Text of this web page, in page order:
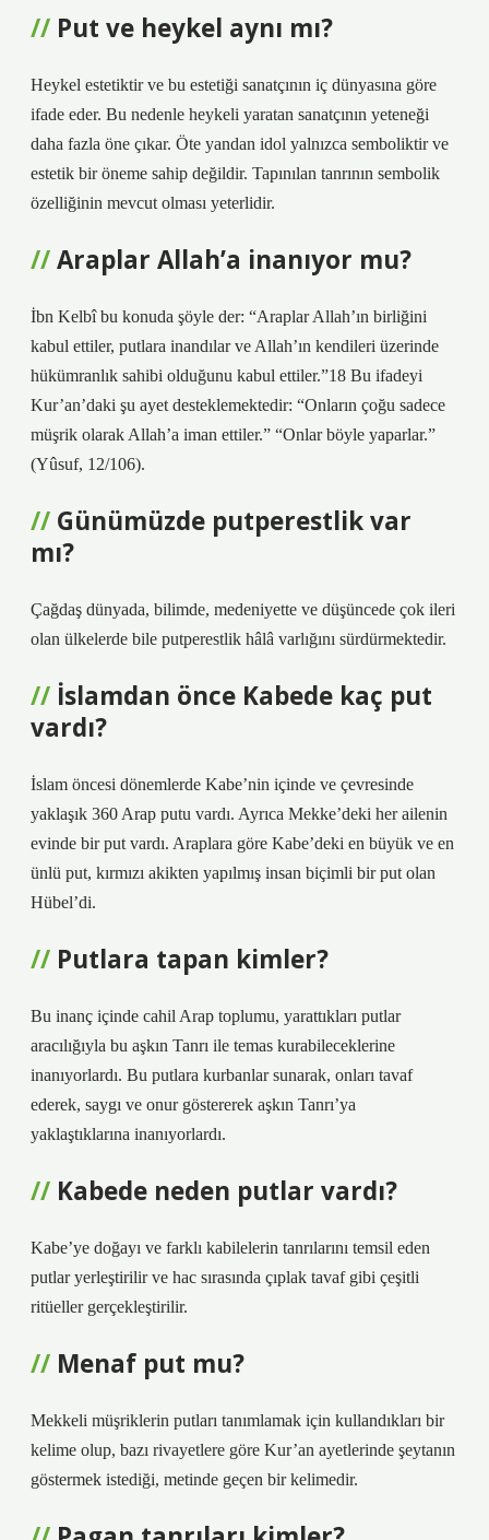
Put ve heykel aynı mı?
Heykel estetiktir ve bu estetiği sanatçının iç dünyasına göre
ifade eder. Bu nedenle heykeli yaratan sanatçının yeteneği
daha fazla öne çıkar. Öte yandan idol yalnızca semboliktir ve
estetik bir öneme sahip değildir. Tapınılan tanrının sembolik
özelliğinin mevcut olması yeterlidir.
Araplar Allah’a inanıyor mu?
İbn Kelbî bu konuda şöyle der: “Araplar Allah’ın birliğini
kabul ettiler, putlara inandılar ve Allah’ın kendileri üzerinde
hükümranlık sahibi olduğunu kabul ettiler.”18 Bu ifadeyi
Kur’an’daki şu ayet desteklemektedir: “Onların çoğu sadece
müşrik olarak Allah’a iman ettiler.” “Onlar böyle yaparlar.”
(Yûsuf, 12/106).
Günümüzde putperestlik var
mı?
Çağdaş dünyada, bilimde, medeniyette ve düşüncede çok ileri
olan ülkelerde bile putperestlik hâlâ varlığını sürdürmektedir.
İslamdan önce Kabede kaç put
vardı?
İslam öncesi dönemlerde Kabe’nin içinde ve çevresinde
yaklaşık 360 Arap putu vardı. Ayrıca Mekke’deki her ailenin
evinde bir put vardı. Araplara göre Kabe’deki en büyük ve en
ünlü put, kırmızı akikten yapılmış insan biçimli bir put olan
Hübel’di.
Putlara tapan kimler?
Bu inanç içinde cahil Arap toplumu, yarattıkları putlar
aracılığıyla bu aşkın Tanrı ile temas kurabileceklerine
inanıyorlardı. Bu putlara kurbanlar sunarak, onları tavaf
ederek, saygı ve onur göstererek aşkın Tanrı’ya
yaklaştıklarına inanıyorlardı.
Kabede neden putlar vardı?
Kabe’ye doğayı ve farklı kabilelerin tanrılarını temsil eden
putlar yerleştirilir ve hac sırasında çıplak tavaf gibi çeşitli
ritüeller gerçekleştirilir.
Menaf put mu?
Mekkeli müşriklerin putları tanımlamak için kullandıkları bir
kelime olup, bazı rivayetlere göre Kur’an ayetlerinde şeytanın
göstermek istediği, metinde geçen bir kelimedir.